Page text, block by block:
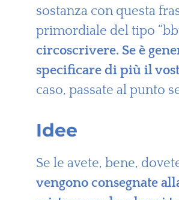
sostanza con questa
primordiale del tipo
circoscrivere. Se è
specificare di più il
caso, passate al punto
Idee
Se le avete, bene,
vengono consegnate